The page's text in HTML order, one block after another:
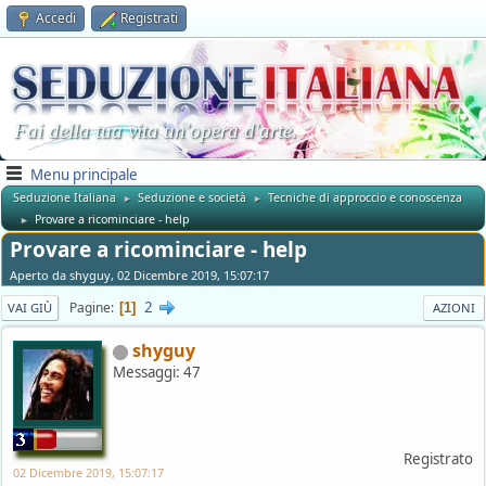
Accedi Registrati
Fai della tua vita un'opera d'arte.
Menu principale
Seduzione Italiana ► Seduzione e società ► Tecniche di approccio e conoscenza
► Provare a ricominciare - help
Provare a ricominciare - help
Aperto da shyguy, 02 Dicembre 2019, 15:07:17
VAI GIÙ
Pagine 1 2 AZIONI
shyguy
Messaggi: 47
Registrato
02 Dicembre 2019, 15:07:17